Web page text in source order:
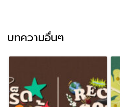
บทความอื่นๆ